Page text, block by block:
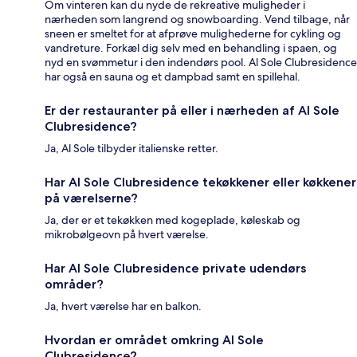
Om vinteren kan du nyde de rekreative muligheder i
nærheden som langrend og snowboarding. Vend tilbage, når
sneen er smeltet for at afprøve mulighederne for cykling og
vandreture. Forkæl dig selv med en behandling i spaen, og
nyd en svømmetur i den indendørs pool. Al Sole Clubresidence
har også en sauna og et dampbad samt en spillehal.
Er der restauranter på eller i nærheden af Al Sole
Clubresidence?
Ja, Al Sole tilbyder italienske retter.
Har Al Sole Clubresidence tekøkkener eller køkkener
på værelserne?
Ja, der er et tekøkken med kogeplade, køleskab og
mikrobølgeovn på hvert værelse.
Har Al Sole Clubresidence private udendørs
områder?
Ja, hvert værelse har en balkon.
Hvordan er området omkring Al Sole